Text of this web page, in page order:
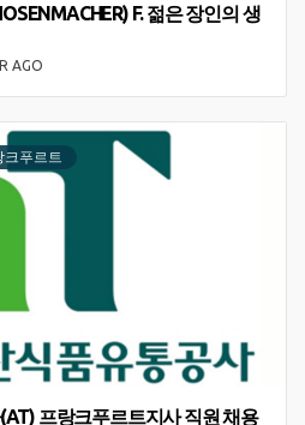
F. 젊은 장인의 생
AGO
크푸르트
프랑크푸르트지사 직원 채용